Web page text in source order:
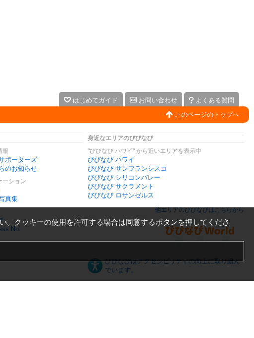
はじめてガイド お問い合わせ
よくある質問
このページのトップへ
報
ポーターズ
のお知らせ
ーション
真集
No.
身近なエリアのびびなび
"びびなび ハワイ" から近いエリアを表示中
びびなび ハワイ
びびなび サンフランシスコ
びびなび シリコンバレー
びびなび サクラメント
びびなび ロサンゼルス
他エリアのびびなびはこちらから
びびなびはアクセシビリティの向上に取り組ん
でいます。
。クッキーの使用を許可する場合は同意するボタンを押してくださ